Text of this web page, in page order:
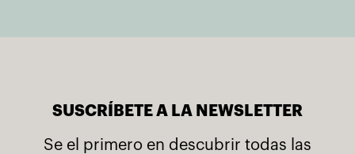
SUSCRÍBETE A LA NEWSLETTER
Se el primero en descubrir todas las